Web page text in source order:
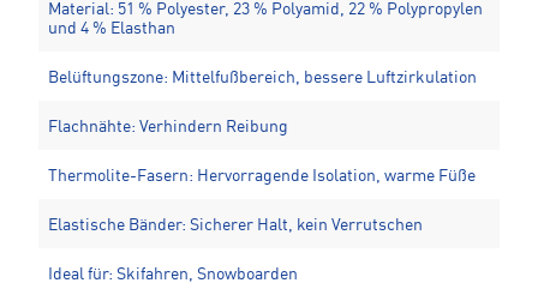
Material: 51 % Polyester, 23 % Polyamid, 22 % Polypropylen
und 4 % Elasthan
Belüftungszone: Mittelfußbereich, bessere Luftzirkulation
Flachnähte: Verhindern Reibung
Thermolite-Fasern: Hervorragende Isolation, warme Füße
Elastische Bänder: Sicherer Halt, kein Verrutschen
Ideal für: Skifahren, Snowboarden